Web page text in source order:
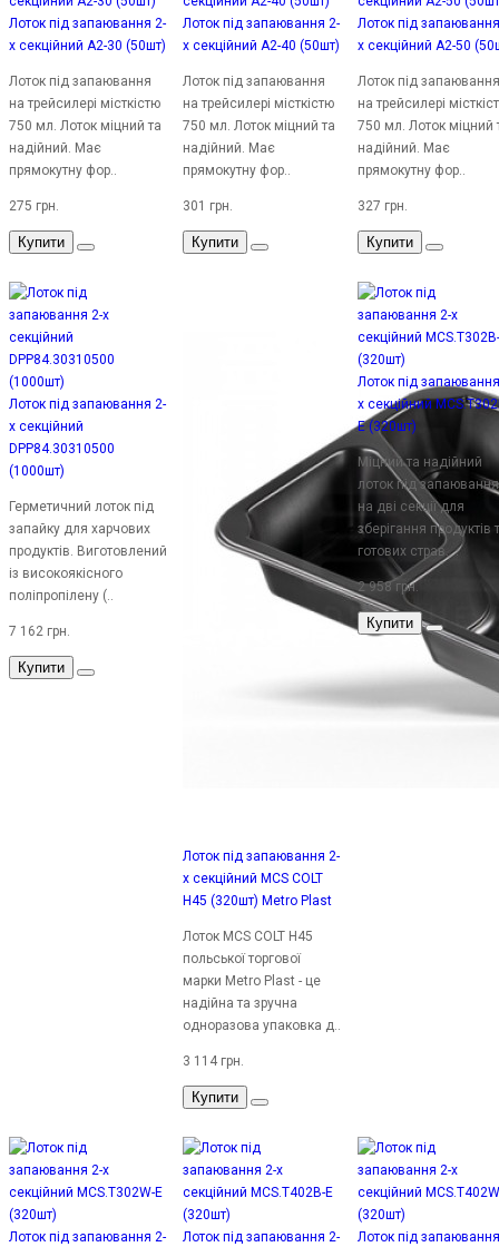
Лоток під запаювання 2-
х секційний A2-30 (50шт)
Лоток під запаювання
на трейсилері місткістю
750 мл. Лоток міцний та
надійний. Має
прямокутну фор..
275 грн.
Купити
Лоток під запаювання 2-
х секційний A2-40 (50шт)
Лоток під запаювання
на трейсилері місткістю
750 мл. Лоток міцний та
надійний. Має
прямокутну фор..
301 грн.
Купити
Лоток під
х секційний A2-50
Лоток під запаювання
на трейсилері
750 мл. Лоток міцний
надійний. Має
прямокутну фор..
327 грн.
Купити
Лоток під запаювання 2-
х секційний
DPP84.30310500
(1000шт)
Герметичний лоток під
запайку для харчових
продуктів. Виготовлений
із високоякісного
поліпропілену (..
7 162 грн.
Купити
Лоток під запаювання 2-
х секційний MCS COLT
H45 (320шт) Metro Plast
Лоток MCS COLT H45
польської торгової
марки Metro Plast - це
надійна та зручна
одноразова упаковка д..
3 114 грн.
Купити
Лоток під
х секційний
E (320шт)
Міцний та надійний
лоток під запаювання
на дві секції для
зберігання продуктів
готових страв. ..
2 958 грн.
Купити
Лоток під запаювання 2- Лоток під запаювання 2- Лоток під